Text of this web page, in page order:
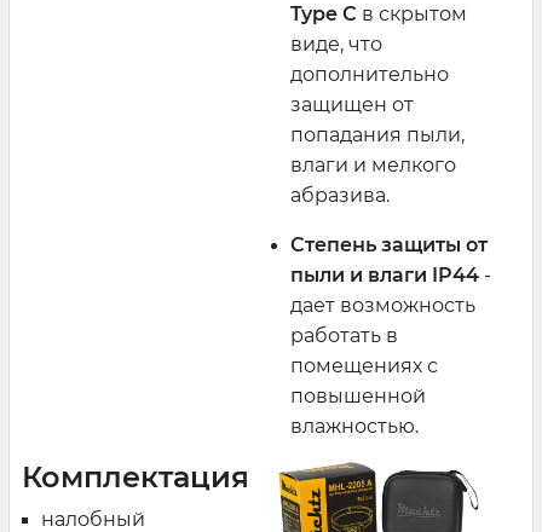
Type C в скрытом
виде, что
дополнительно
защищен от
попадания пыли,
влаги и мелкого
абразива.
Степень защиты от
пыли и влаги IP44 -
дает возможность
работать в
помещениях с
повышенной
влажностью.
Комплектация
налобный